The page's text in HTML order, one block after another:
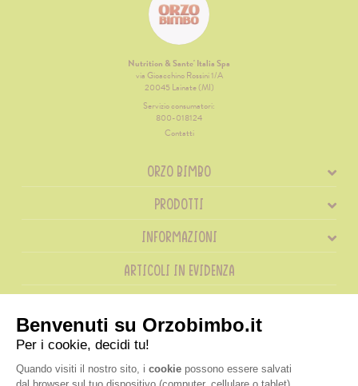
Nutrition & Sante' Italia Spa
via Gioacchino Rossini 1/A
20045 Lainate (MI)
Servizio consumatori:
800-018124
Contatti
ORZO BIMBO
PRODOTTI
INFORMAZIONI
ARTICOLI IN EVIDENZA
SHOP